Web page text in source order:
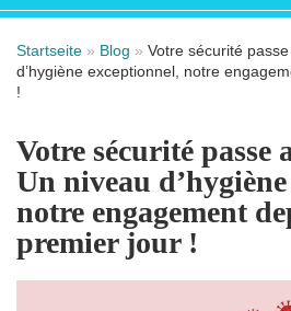
Startseite » Blog » Votre sécurité
d’hygiène exceptionnel, notre
!
Votre sécurité passe
Un niveau
notre engagement
premier jour !